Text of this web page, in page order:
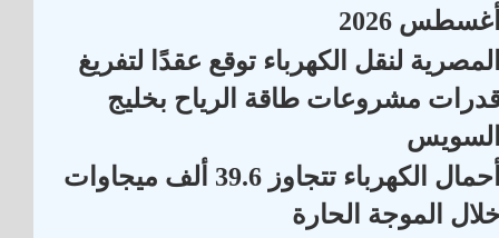
2026
لنقل الكهرباء توقع عقدًا لتفريغ
مشروعات طاقة الرياح بخليج
أحمال الكهرباء تتجاوز 39.6 ألف ميجاوات
الموجة الحارة